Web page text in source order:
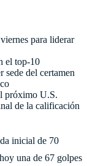
para liderar
el top-10
del certamen
próximo U.S.
de la calificación
inicial de 70
una de 67 golpes